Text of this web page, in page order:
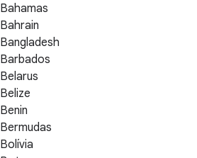
Bahamas
Bahrain
Bangladesh
Barbados
Belarus
Belize
Benin
Bermudas
Bolívia